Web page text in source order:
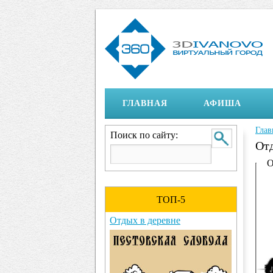
ГЛАВНАЯ АФИША
Вы
Поиск по сайту:
ТОП-5
Отдых в деревне